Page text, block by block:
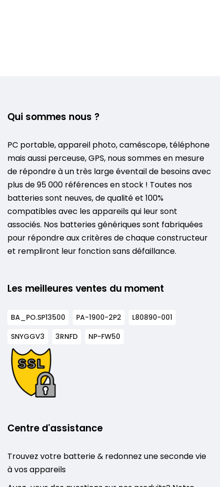
Qui sommes nous ?
PC portable, appareil photo, caméscope, téléphone
mais aussi perceuse, GPS, nous sommes en mesure
de répondre à un très large éventail de besoins avec
plus de 95 000 références en stock ! Toutes nos
batteries sont neuves, de qualité et 100%
compatibles avec les appareils qui leur sont
associés. Nos batteries génériques sont fabriquées
pour répondre aux critères de chaque constructeur
et rempliront leur fonction sans défaillance.
Les meilleures ventes du moment
BA_PO.SP13500 PA-1900-2P2
L80890-001
SNYGGV3
3RNFD NP-FW50
Centre d'assistance
Trouvez votre batterie & redonnez une seconde vie
à vos appareils